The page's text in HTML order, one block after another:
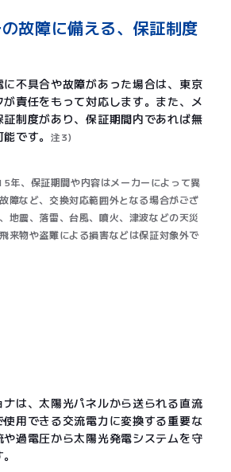
故障に備える、保証制度
不具合や故障があった場合は、東京
責任をもって対応します。また、メ
制度があり、保証期間内であれば無
能です。注3)
年、保証期間や内容はメーカーによって異
障など、交換対応範囲外となる場合がござ
地震、落雷、台風、噴火、津波などの天災
来物や盗難による損害などは保証対象外で
は、太陽光パネルから送られる直流
用できる交流電力に変換する重要な
過電圧から太陽光発電システムを守